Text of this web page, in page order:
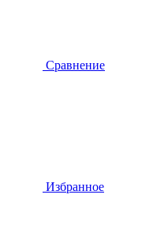
Сравнение
Избранное